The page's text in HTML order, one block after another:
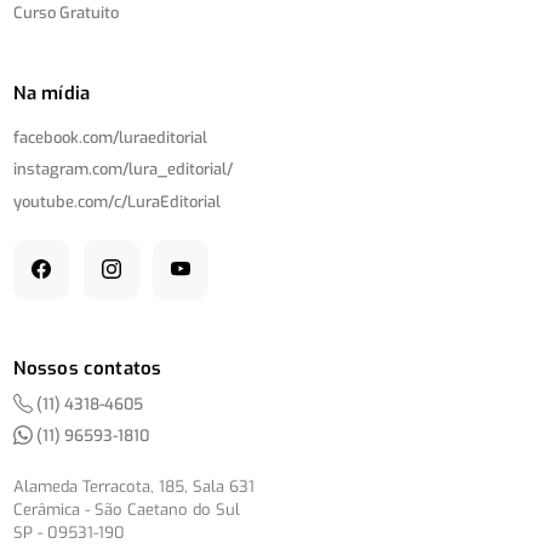
Curso Gratuito
Na mídia
facebook.com/luraeditorial
instagram.com/lura_editorial/
youtube.com/c/LuraEditorial
Nossos contatos
(11) 4318-4605
(11) 96593-1810
Alameda Terracota, 185, Sala 631
Cerâmica - São Caetano do Sul
SP - 09531-190